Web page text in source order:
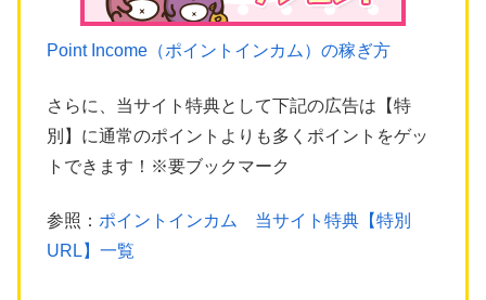
Point Income（ポイントインカム）の稼ぎ方
さらに、当サイト特典として下記の広告は【特
別】に通常のポイントよりも多くポイントをゲッ
トできます！※要ブックマーク
参照： ポイントインカム 当サイト特典【特別
URL】一覧